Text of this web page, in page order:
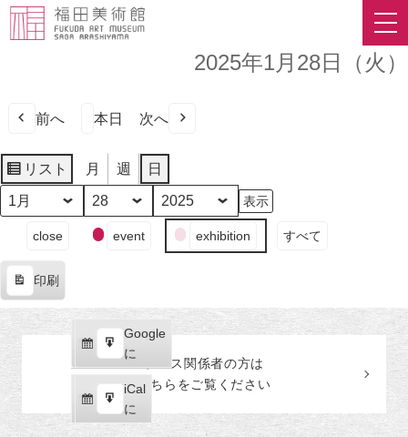
2025年1月28日（火）
前へ 本日 次へ
リスト
表
示
月 週 日
月
日
年
ン
の
カ
テ
ゴ
close event exhibition すべて
印刷
示
Google
で
購
読
iCal
で
購
読
Google
に
エ
ク
ス
ポ
iCal
に
エ
ク
プレス関係者の方は
こちらをご覧ください